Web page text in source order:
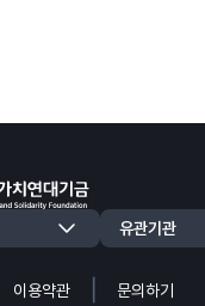
이용약관 문의하기